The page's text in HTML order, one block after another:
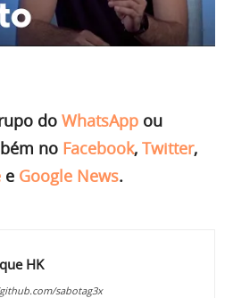
do WhatsApp ou
no Facebook, Twitter,
e Google News.
HK
sabotag3x